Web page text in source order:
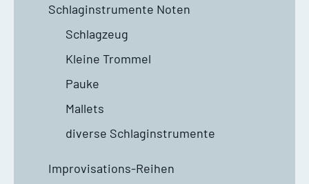
Schlaginstrumente Noten
Schlagzeug
Kleine Trommel
Pauke
Mallets
diverse Schlaginstrumente
Improvisations-Reihen